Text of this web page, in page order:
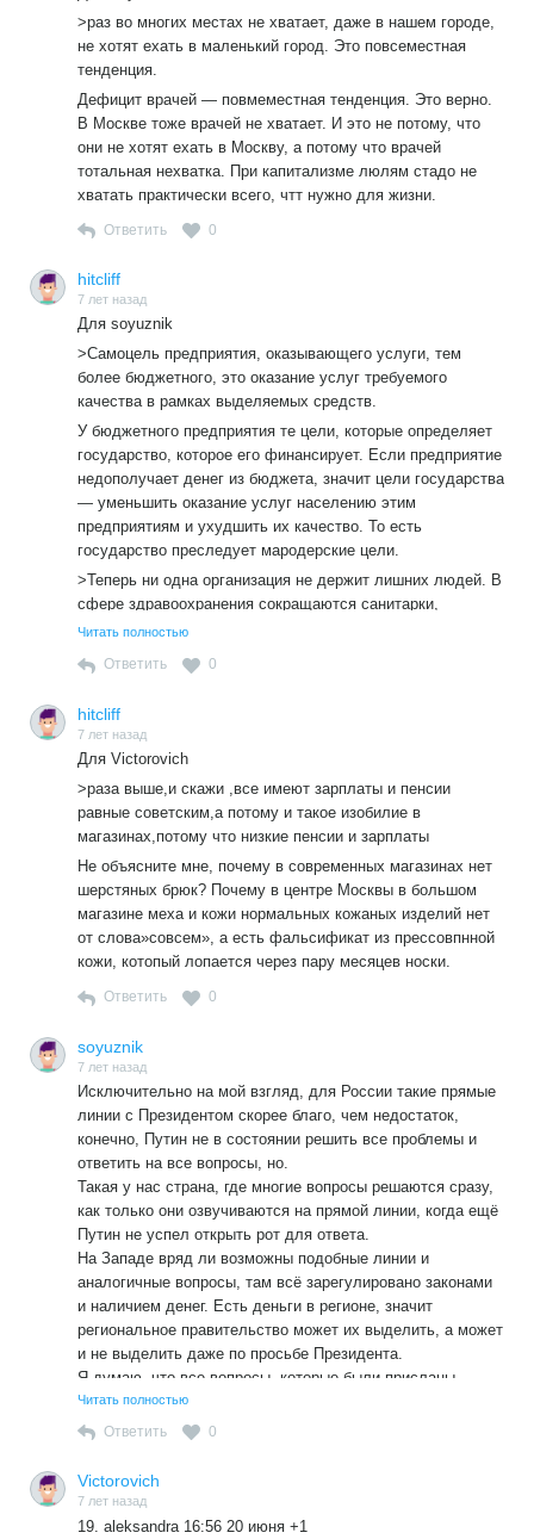
>раз во многих местах не хватает, даже в нашем городе,
не хотят ехать в маленький город. Это повсеместная
тенденция.
Дефицит врачей — повмеместная тенденция. Это верно.
В Москве тоже врачей не хватает. И это не потому, что
они не хотят ехать в Москву, а потому что врачей
тотальная нехватка. При капитализме люлям стадо не
хватать практически всего, чтт нужно для жизни.
Ответить 0
hitcliff
7 лет назад
Для soyuznik
>Самоцель предприятия, оказывающего услуги, тем
более бюджетного, это оказание услуг требуемого
качества в рамках выделяемых средств.
У бюджетного предприятия те цели, которые определяет
государство, которое его финансирует. Если предприятие
недополучает денег из бюджета, значит цели государства
— уменьшить оказание услуг населению этим
предприятиям и ухудшить их качество. То есть
государство преследует мародерские цели.
>Теперь ни одна организация не держит лишних людей. В
сфере здравоохранения сокращаются санитарки,
кладовщики, кастелянши, завхозы и прочие
хватает, даже в нашем городе, не хотят ехать в
Вы далеко не лишних людей называете лишними.
Сегодея уже лишними становятся и врачи.
Читать полностью
Ответить 0
hitcliff
7 лет назад
Для Victorovich
>раза выше,и скажи ,все имеют зарплаты и пенсии
равные советским,а потому и такое изобилие в
магазинах,потому что низкие пенсии и зарплаты
Не объясните мне, почему в современных магазинах нет
шерстяных брюк? Почему в центре Москвы в большом
магазине меха и кожи нормальных кожаных изделий нет
от слова»совсем», а есть фальсификат из прессовпнной
кожи, котопый лопается через пару месяцев носки.
Ответить 0
soyuznik
7 лет назад
Исключительно на мой взгляд, для России такие прямые
линии с Президентом скорее благо, чем недостаток,
конечно, Путин не в состоянии решить все проблемы и
ответить на все вопросы, но.
Такая у нас страна, где многие вопросы решаются сразу,
как только они озвучиваются на прямой линии, когда ещё
Путин не успел открыть рот для ответа.
На Западе вряд ли возможны подобные линии и
аналогичные вопросы, там всё зарегулировано законами
и наличием денег. Есть деньги в регионе, значит
региональное правительство может их выделить, а может
и не выделить даже по просьбе Президента.
Я думаю, что все вопросы, которые были присланы
Путину, будут систематизированы по регионам, по
отраслям, по содержанию и сути, будут определены
повсеместно, после чего они будут разосланы по
министерствам и регионам с указанием сроков для ответа
заявителю и в АП.
Читать полностью
Ответить 0
Victorovich
7 лет назад
19. aleksandra 16:56 20 июня +1